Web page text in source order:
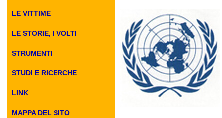
LE VITTIME
LE STORIE, I VOLTI
STRUMENTI
STUDI E RICERCHE
LINK
MAPPA DEL SITO